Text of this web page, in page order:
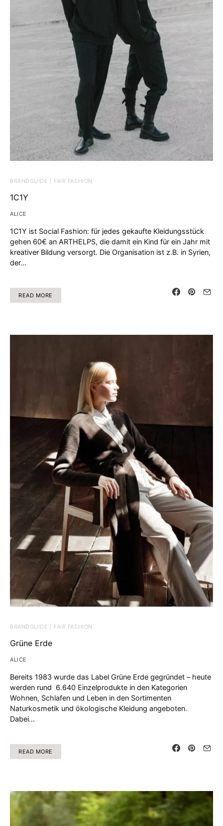
BRANDGUIDE | FAIR FASHION
1C1Y
ALICE
1C1Y ist Social Fashion: für jedes gekaufte Kleidungsstück
gehen 60€ an ARTHELPS, die damit ein Kind für ein Jahr mit
kreativer Bildung versorgt. Die Organisation ist z.B. in Syrien,
der…
READ MORE
BRANDGUIDE | FAIR FASHION
Grüne Erde
ALICE
Bereits 1983 wurde das Label Grüne Erde gegründet – heute
werden rund 6.640 Einzelprodukte in den Kategorien
Wohnen, Schlafen und Leben in den Sortimenten
Naturkosmetik und ökologische Kleidung angeboten.
Dabei…
READ MORE